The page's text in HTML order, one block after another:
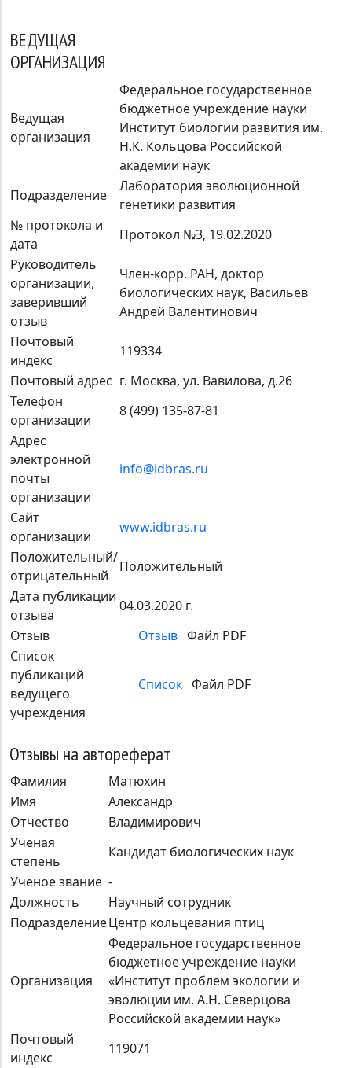
ВЕДУЩАЯ
ОРГАНИЗАЦИЯ
Ведущая
организация
Федеральное государственное
бюджетное учреждение науки
Институт биологии развития им.
Н.К. Кольцова Российской
академии наук
Подразделение
Лаборатория эволюционной
генетики развития
№ протокола и
дата
Протокол №3, 19.02.2020
Руководитель
организации,
заверивший
отзыв
Член-корр. РАН, доктор
биологических наук, Васильев
Андрей Валентинович
Почтовый
индекс
119334
Почтовый адрес г. Москва, ул. Вавилова, д.26
Телефон
организации
8 (499) 135-87-81
Адрес
электронной
почты
организации
info@idbras.ru
Сайт
организации
www.idbras.ru
Положительный/
отрицательный
Положительный
Дата публикации
отзыва
04.03.2020 г.
Отзыв
Отзыв Файл PDF
Список
публикаций
ведущего
учреждения
Список Файл PDF
Отзывы на автореферат
Фамилия
Матюхин
Имя
Александр
Отчество
Владимирович
Ученая
степень
Кандидат биологических наук
Ученое звание -
Должность
Научный сотрудник
ПодразделениеЦентр кольцевания птиц
Организация
Федеральное государственное
бюджетное учреждение науки
«Институт проблем экологии и
эволюции им. А.Н. Северцова
Российской академии наук»
Почтовый
индекс
119071